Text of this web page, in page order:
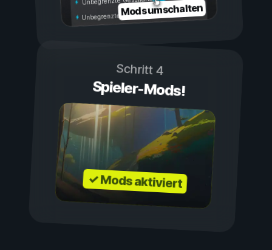
Unbegrenzte AusdauerMods umschalten
Schritt 4
Spieler-Mods!
✓ Mods aktiviert